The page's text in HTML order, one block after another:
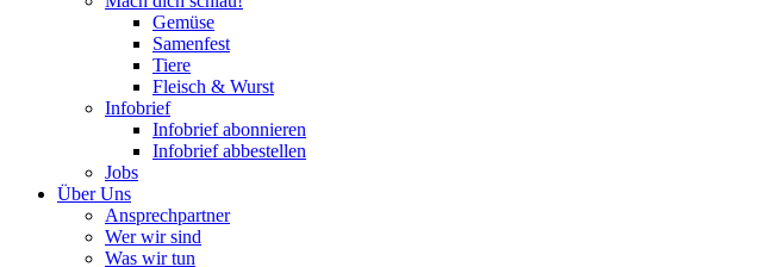
Gemüse
Samenfest
Tiere
Fleisch & Wurst
Infobrief
Infobrief abonnieren
Infobrief abbestellen
Jobs
Über Uns
Ansprechpartner
Wer wir sind
Was wir tun